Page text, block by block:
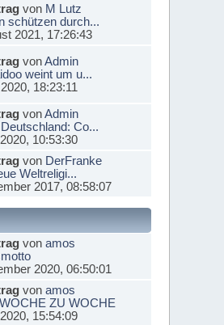
von M Lutz
schützen durch...
2021, 17:26:43
vonAdmin
weint um u...
18:23:11
vonAdmin
Co...
10:53:30
von DerFranke
Weltreligi...
2017, 08:58:07
von amos
2020, 06:50:01
von amos
ZU WOCHE
15:54:09